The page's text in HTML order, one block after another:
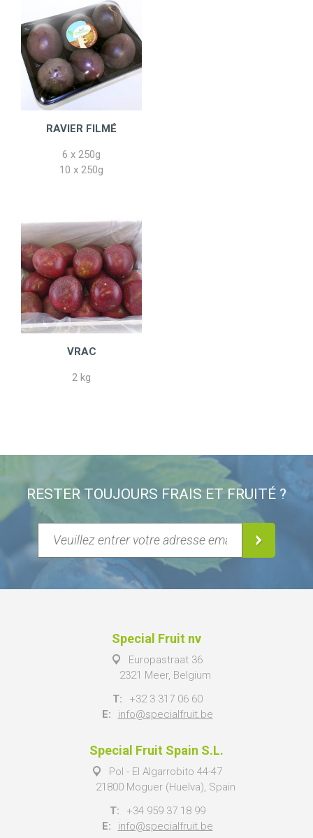
RAVIER FILMÉ
6 x 250g
10 x 250g
VRAC
2 kg
RESTER TOUJOURS FRAIS ET FRUITÉ ?
Special Fruit nv
Europastraat 36
2321 Meer, Belgium
T:
+32 3 317 06 60
E:
info@specialfruit.be
Special Fruit Spain S.L.
Pol - El Algarrobito 44-47
21800 Moguer (Huelva), Spain
T:
+34 959 37 18 99
E:
info@specialfruit.be